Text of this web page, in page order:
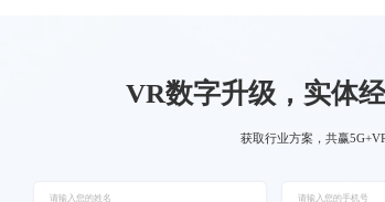
VR数字升级，实体
获取行业方案，共赢